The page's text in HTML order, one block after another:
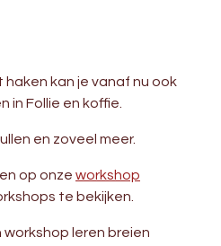
haken kan je vanaf nu ook
in Follie en koffie.
en zoveel meer.
op onze workshop
te bekijken.
leren breien